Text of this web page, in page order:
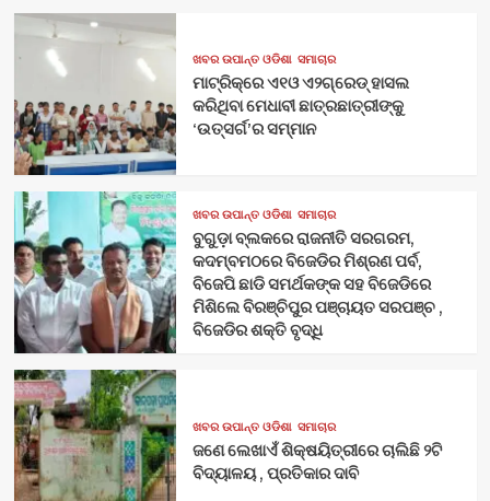
ଖବର ଉପାନ୍ତ ଓଡିଶା ସମାଚାର
ମାଟ୍ରିକ୍‌ରେ ଏ୧ଓ ଏ୨ଗ୍ରେଡ୍‌ ହାସଲ
କରିଥିବା ମେଧାବୀ ଛାତ୍ରଛାତ୍ରୀଙ୍କୁ
‘ଉତ୍ସର୍ଗ’ର ସମ୍ମାନ
ଖବର ଉପାନ୍ତ ଓଡିଶା ସମାଚାର
ବୁଗୁଡ଼ା ବ୍ଲକରେ ରାଜନୀତି ସରଗରମ,
କଦମ୍ବମଠରେ ବିଜେଡିର ମିଶ୍ରଣ ପର୍ବ,
ବିଜେପି ଛାଡି ସମର୍ଥକଙ୍କ ସହ ବିଜେଡିରେ
ମିଶିଲେ ବିରଞ୍ଚିପୁର ପଞ୍ଚାୟତ ସରପଞ୍ଚ ,
ବିଜେଡିର ଶକ୍ତି ବୃଦ୍ଧି
ଖବର ଉପାନ୍ତ ଓଡିଶା ସମାଚାର
ଜଣେ ଲେଖାଏଁ ଶିକ୍ଷୟିତ୍ରୀରେ ଚାଲିଛି ୨ଟି
ବିଦ୍ୟାଳୟ , ପ୍ରତିକାର ଦାବି